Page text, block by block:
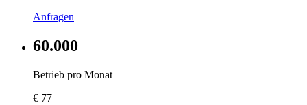
Anfragen
60.000
Betrieb pro Monat
€ 77